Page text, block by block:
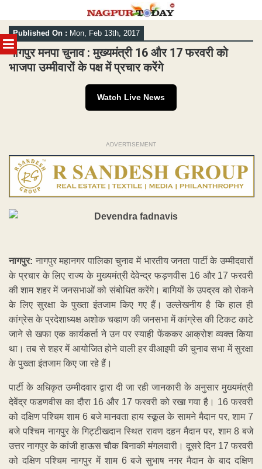
MENU
Skip
to
content
Published On : Mon, Feb 13th, 2017
नागपुर मनपा चुनाव : मुख्यमंत्री 16 और 17 फरवरी को
भाजपा उम्मीवारों के पक्ष में प्रचार करेंगे
Watch Live News
ADVERTISEMENT
नागपुर: नागपुर महानगर पालिका चुनाव में भारतीय जनता पार्टी के उम्मीदवारों
के प्रचार के लिए राज्य के मुख्यमंत्री देवेन्द्र फड़णवीस 16 और 17 फरवरी
की शाम शहर में जनसभाओं को संबोधित करेंगे। बागियों के उपद्रव को रोकने
के लिए सुरक्षा के पुख्ता इंतजाम किए गए हैं। उल्लेखनीय है कि हाल ही
कांग्रेस के प्रदेशाध्यक्ष अशोक चव्हाण की जनसभा में कांग्रेस की टिकट काटे
जाने से खफा एक कार्यकर्ता ने उन पर स्याही फेंककर आक्रोश व्यक्त किया
था। तब से शहर में आयोजित होने वाली हर वीआइपी की चुनाव सभा में सुरक्षा
के पुख्ता इंतजाम किए जा रहे हैं।
पार्टी के अधिकृत उम्मीदवार द्वारा दी जा रही जानकारी के अनुसार मुख्यमंत्री
देवेंद्र फडणवीस का दौरा 16 और 17 फरवरी को रखा गया है। 16 फरवरी
को दक्षिण पश्चिम शाम 6 बजे मानवता हाय स्कूल के सामने मैदान पर, शाम 7
बजे पश्चिम नागपुर के गिट्टीखदान स्थित रावण दहन मैदान पर, शाम 8 बजे
उत्तर नागपुर के कांजी हाऊस चौक बिनाकी मंगलवारी। दूसरे दिन 17 फरवरी
को दक्षिण पश्चिम नागपुर में शाम 6 बजे सुभाष नगर मैदान के बाद दक्षिण